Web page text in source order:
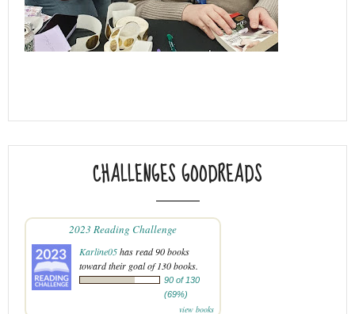
CHALLENGES GOODREADS
2023 Reading Challenge
Karline05has read 90 books
toward their goal of 130 books.
90 of 130
(69%)
view books